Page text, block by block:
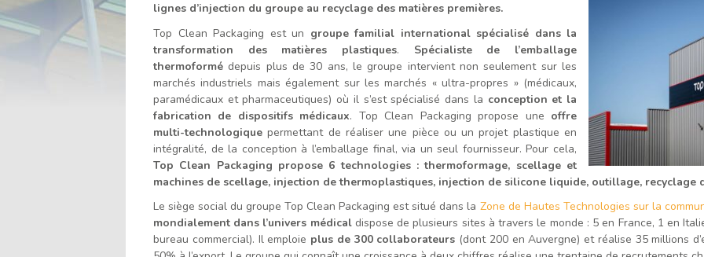
lignes d’injection du groupe au recyclage des matières premières.
Top Clean Packaging est un groupe familial international spécialisé dans la
transformation des matières plastiques. Spécialiste de l’emballage
thermoformé depuis plus de 30 ans, le groupe intervient non seulement sur les
marchés industriels mais également sur les marchés « ultra-propres » (médicaux,
paramédicaux et pharmaceutiques) où il s’est spécialisé dans la conception et la
fabrication de dispositifs médicaux. Top Clean Packaging propose une offre
multi-technologique permettant de réaliser une pièce ou un projet plastique en
intégralité, de la conception à l’emballage final, via un seul fournisseur. Pour cela,
Top Clean Packaging propose 6 technologies : thermoformage, scellage et
machines de scellage, injection de thermoplastiques, injection de silicone liquide, outillage, recyclage
Le siège social du groupe Top Clean Packaging est situé dans la Zone de Hautes Technologies sur la
mondialement dans l’univers médicaldispose de plusieurs sites à travers le monde : 5 en France, 1 en
bureau commercial). Il emploie plus de 300 collaborateurs (dont 200 en Auvergne) et réalise 35 millions